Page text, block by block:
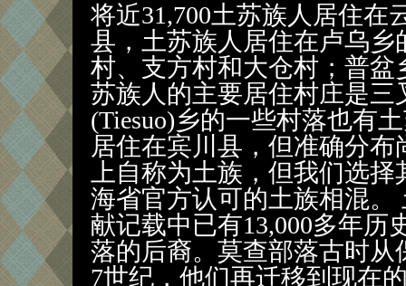
将近31,700土苏族人居住在
县，土苏族人居住在卢乌
村、支方村和大仓村；普
苏族人的主要居住村庄是
(Tiesuo)乡的一些村落也有
居住在宾川县，但准确分
上自称为土族，但我们选
海省官方认可的土族相混
献记载中已有13,000多年历
落的后裔。莫查部落古时
7世纪，他们再迁移到现在